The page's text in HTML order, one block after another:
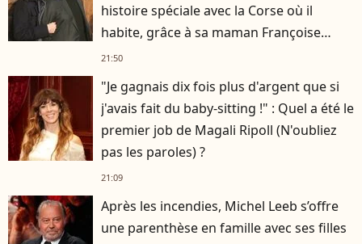
histoire spéciale avec la Corse où il
habite, grâce à sa maman Françoise
Hardy
21:50
"Je gagnais dix fois plus d'argent que si
j'avais fait du baby-sitting !" : Quel a été le
premier job de Magali Ripoll (N'oubliez
pas les paroles) ?
21:09
Après les incendies, Michel Leeb s’offre
une parenthèse en famille avec ses filles